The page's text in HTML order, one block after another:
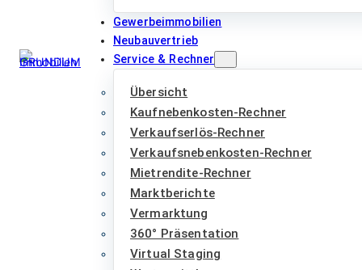
Gewerbeimmobilien
Neubauvertrieb
Service & Rechner
Übersicht
Kaufnebenkosten-Rechner
Verkaufserlös-Rechner
Verkaufsnebenkosten-Rechner
Mietrendite-Rechner
Marktberichte
Vermarktung
360° Präsentation
Virtual Staging